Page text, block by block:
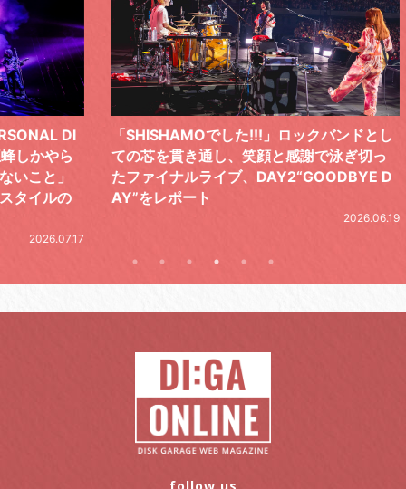
DI
ら
」
の
「SHISHAMOでした!!!」ロックバンドとし
ての芯を貫き通し、笑顔と感謝で泳ぎ切っ
たファイナルライブ、DAY2“GOODBYE D
AY”をレポート
2026.06.19
気
レ